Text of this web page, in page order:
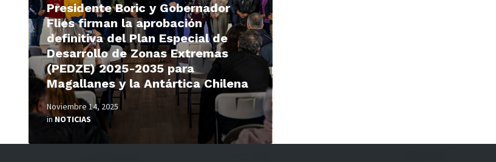
Presidente Boric y Gobernador
Flies firman la aprobación
definitiva del Plan Especial de
Desarrollo de Zonas Extremas
(PEDZE) 2025-2035 para
Magallanes y la Antártica Chilena
Noviembre 14, 2025
inNOTICIAS